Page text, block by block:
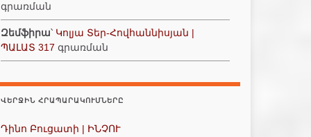
գրառման
Զեմֆիրա՝ Կոլյա Տեր-Հովհաննիսյան |
ՊԱԼԱՏ 317 գրառման
ՎԵՐՋԻՆ ՀՐԱՊԱՐԱԿՈՒՄՆԵՐԸ
Դինո Բուցատի | ԻՆՉՈՒ